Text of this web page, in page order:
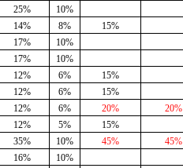
25%
10%
14% 8%
15%
17%
10%
17%
10%
12% 6%
15%
12% 6%
15%
12% 6% 20% 20%
12% 5%
15%
35% 10% 45% 45%
16%
10%